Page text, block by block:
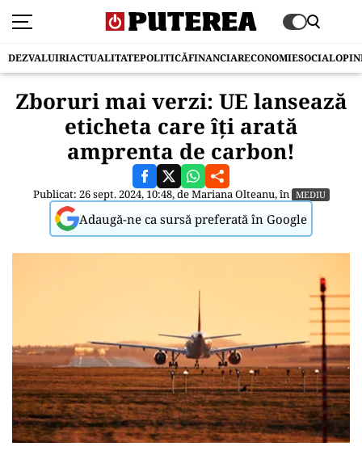
DEZVALUIRIACTUALITATEPOLITICĂFINANCIARECONOMIESOCIAL
Zboruri mai verzi: UE lansează
eticheta care îți arată
amprenta de carbon!
Publicat: 26 sept. 2024, 10:48, deMariana Olteanu, în MEDIU
Adaugă-ne ca sursă preferată în Google